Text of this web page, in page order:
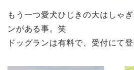
もう一つ愛犬ひじきの大はしゃ
ンがある事。笑
ドッグランは有料で、受付にて